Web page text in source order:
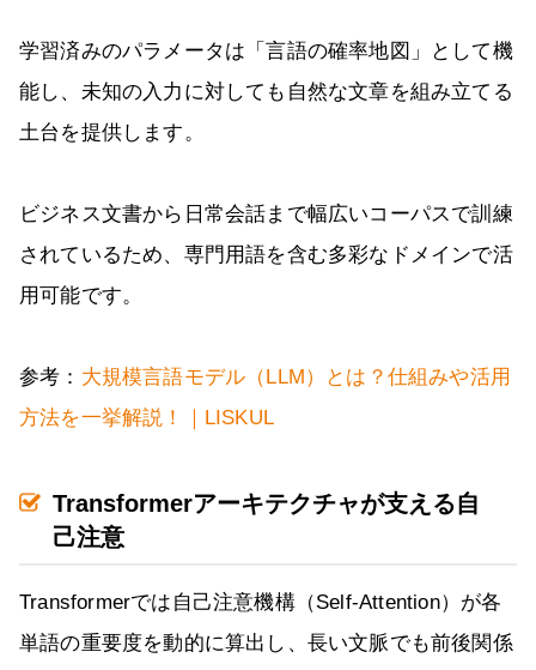
学習済みのパラメータは「言語の確率地図」として機
能し、未知の入力に対しても自然な文章を組み立てる
土台を提供します。
ビジネス文書から日常会話まで幅広いコーパスで訓練
されているため、専門用語を含む多彩なドメインで活
用可能です。
参考： 大規模言語モデル（LLM）とは？仕組みや活用
方法を一挙解説！｜LISKUL
Transformerアーキテクチャが支える自
己注意
Transformerでは自己注意機構（Self-Attention）が各
単語の重要度を動的に算出し、長い文脈でも前後関係